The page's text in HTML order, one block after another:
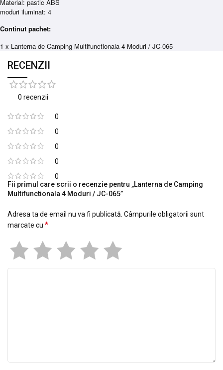
Material: pastic ABS
moduri iluminat: 4
Continut pachet:
1 x Lanterna de Camping Multifunctionala 4 Moduri / JC-065
RECENZII
0 recenzii
0
0
0
0
0
Fii primul care scrii o recenzie pentru „Lanterna de Camping
Multifunctionala 4 Moduri / JC-065”
Adresa ta de email nu va fi publicată. Câmpurile obligatorii sunt
marcate cu *